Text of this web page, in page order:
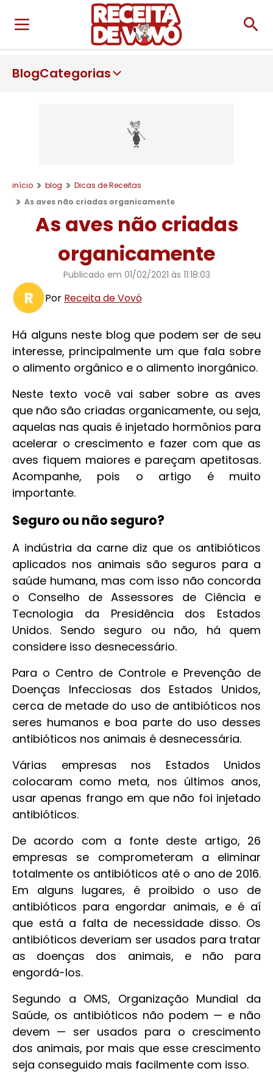
BlogCategorias
início blog
Dicas de Receitas
As aves não criadas organicamente
As aves não criadas
organicamente
Publicado em 01/02/2021 às 11:18:03
R Por Receita de Vovó
Há alguns neste blog que podem ser de seu
interesse, principalmente um que fala sobre
o alimento orgânico e o alimento inorgânico.
Neste texto você vai saber sobre as aves
que não são criadas organicamente, ou seja,
aquelas nas quais é injetado hormônios para
acelerar o crescimento e fazer com que as
aves fiquem maiores e pareçam apetitosas.
Acompanhe, pois o artigo é muito
importante.
Seguro ou não seguro?
A indústria da carne diz que os antibióticos
aplicados nos animais são seguros para a
saúde humana, mas com isso não concorda
o Conselho de Assessores de Ciência e
Tecnologia da Presidência dos Estados
Unidos. Sendo seguro ou não, há quem
considere isso desnecessário.
Para o Centro de Controle e Prevenção de
Doenças Infecciosas dos Estados Unidos,
cerca de metade do uso de antibióticos nos
seres humanos e boa parte do uso desses
antibióticos nos animais é desnecessária.
Várias empresas nos Estados Unidos
colocaram como meta, nos últimos anos,
usar apenas frango em que não foi injetado
antibióticos.
De acordo com a fonte deste artigo, 26
empresas se comprometeram a eliminar
totalmente os antibióticos até o ano de 2016.
Em alguns lugares, é proibido o uso de
antibióticos para engordar animais, e é aí
que está a falta de necessidade disso. Os
antibióticos deveriam ser usados para tratar
as doenças dos animais, e não para
engordá-los.
Segundo a OMS, Organização Mundial da
Saúde, os antibióticos não podem — e não
devem — ser usados para o crescimento
dos animais, por mais que esse crescimento
seja conseguido mais facilmente com isso.